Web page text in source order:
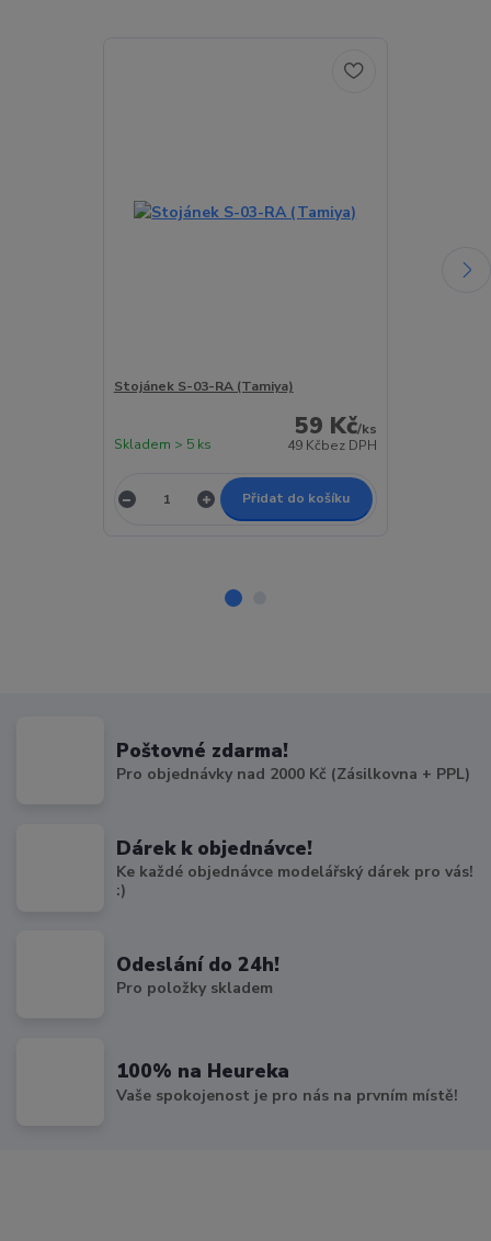
Stojánek S-03-RA (Tamiya)
59 Kč/ks
49 Kčbez DPH
Skladem > 5 ks
Přidat do košíku
Poštovné zdarma!
Pro objednávky nad 2000 Kč (Zásilkovna + PPL)
Dárek k objednávce!
Ke každé objednávce modelářský dárek pro vás!
:)
Odeslání do 24h!
Pro položky skladem
100% na Heureka
Vaše spokojenost je pro nás na prvním místě!